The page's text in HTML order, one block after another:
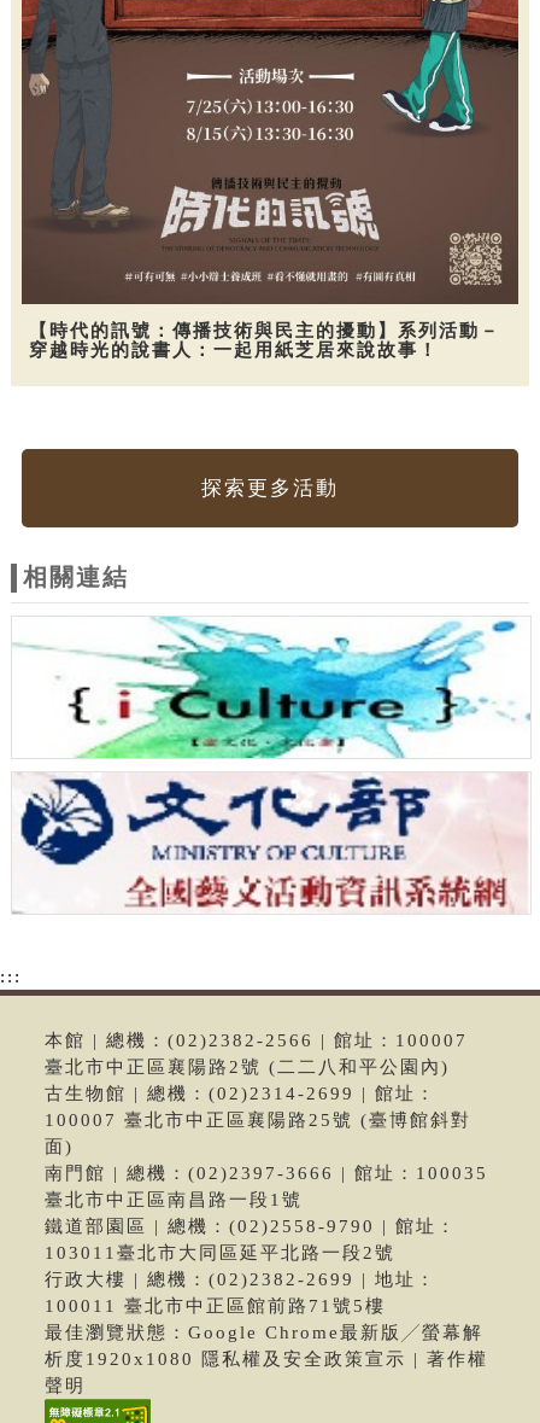
【時代的訊號：傳播技術與民主的擾動】系列活動－
穿越時光的說書人：一起用紙芝居來說故事！
探索更多活動
相關連結
:::
本館 | 總機：(02)2382-2566 | 館址：100007
臺北市中正區襄陽路2號 (二二八和平公園內)
古生物館 | 總機：(02)2314-2699 | 館址：
100007 臺北市中正區襄陽路25號 (臺博館斜對
面)
南門館 | 總機：(02)2397-3666 | 館址：100035
臺北市中正區南昌路一段1號
鐵道部園區 | 總機：(02)2558-9790 | 館址：
103011臺北市大同區延平北路一段2號
行政大樓 | 總機：(02)2382-2699 | 地址：
100011 臺北市中正區館前路71號5樓
最佳瀏覽狀態：Google Chrome最新版╱螢幕解
析度1920x1080 隱私權及安全政策宣示 | 著作權
聲明